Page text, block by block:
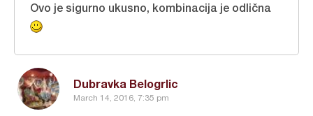
Dubravka Belogrlic
March 14, 2016, 7:35 pm
Ovo je sigurno ukusno, kombinacija je odlična